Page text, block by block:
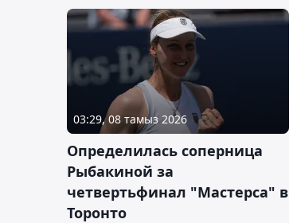
03:29, 08 тамыз 2026
Определилась соперница
Рыбакиной за
четвертьфинал "Мастерса" в
Торонто